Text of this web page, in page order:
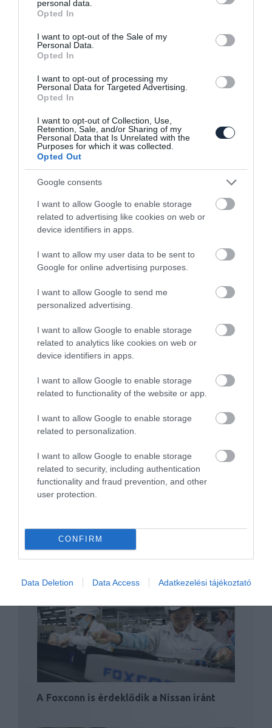
grant or deny consent to Google and its third-party tags to
use your data for below specified purposes in below Google
consent section.
personal data.
Opted In
I want to opt-out of the Sale of my
Personal Data.
Opted In
I want to opt-out of processing my
Personal Data for Targeted Advertising.
Opted In
I want to opt-out of Collection, Use,
Retention, Sale, and/or Sharing of my
Personal Data that Is Unrelated with the
Purposes for which it was collected.
Opted Out
Google consents
I want to allow Google to enable storage
related to advertising like cookies on web or
device identifiers in apps.
I want to allow my user data to be sent to
Google for online advertising purposes.
I want to allow Google to send me
personalized advertising.
I want to allow Google to enable storage
related to analytics like cookies on web or
device identifiers in apps.
I want to allow Google to enable storage
related to functionality of the website or app.
I want to allow Google to enable storage
related to personalization.
I want to allow Google to enable storage
related to security, including authentication
functionality and fraud prevention, and other
user protection.
CONFIRM
Data Deletion Data Access Adatkezelési tájékoztató
Modena néven mutathatja be a Xiaomi az
első autóját
Nincs megállás, hivatalosan is megalakult
árul a…
értékesítése
A Foxconn is érdeklődik a Nissan iránt